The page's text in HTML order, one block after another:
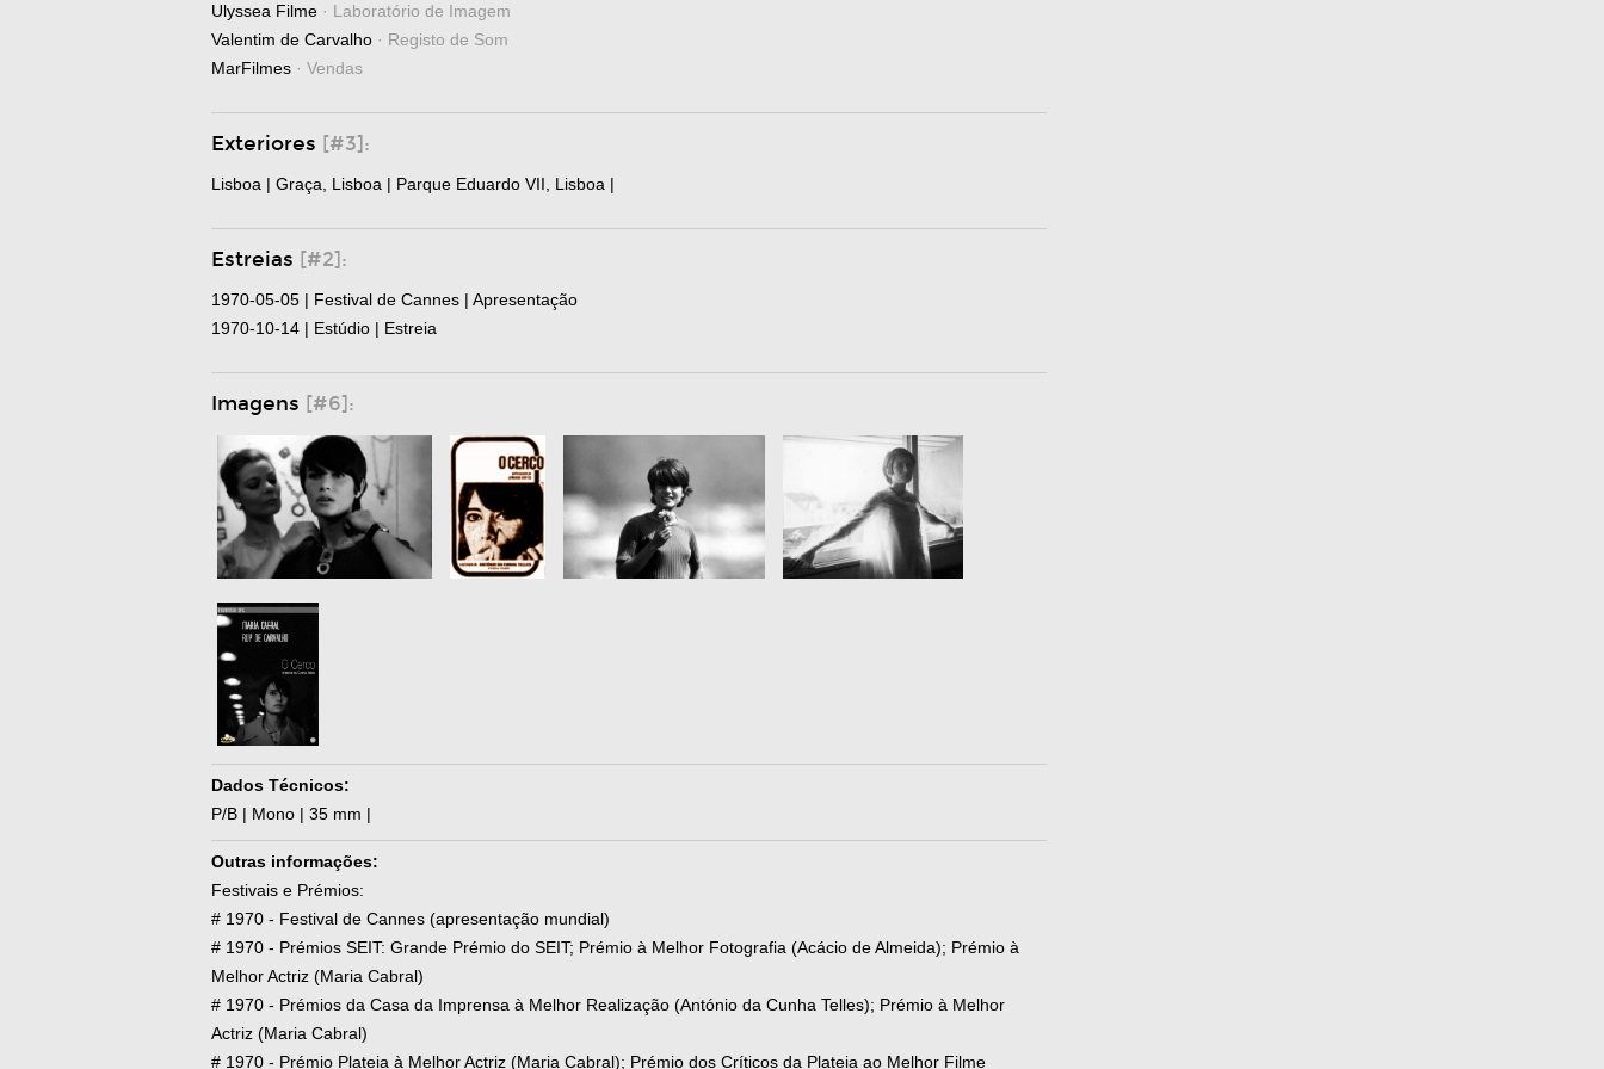
Ulyssea Filme · Laboratório de Imagem
Valentim de Carvalho · Registo de Som
MarFilmes · Vendas
Exteriores [#3]:
Lisboa | Graça, Lisboa | Parque Eduardo VII, Lisboa |
Estreias [#2]:
1970-05-05 | Festival de Cannes | Apresentação
1970-10-14 | Estúdio | Estreia
Imagens [#6]:
Dados Técnicos:
P/B | Mono | 35 mm |
Outras informações:
Festivais e Prémios:
# 1970 - Festival de Cannes (apresentação mundial)
# 1970 - Prémios SEIT: Grande Prémio do SEIT; Prémio à Melhor Fotografia (Acácio de Almeida); Prémio à
Melhor Actriz (Maria Cabral)
# 1970 - Prémios da Casa da Imprensa à Melhor Realização (António da Cunha Telles); Prémio à Melhor
Actriz (Maria Cabral)
# 1970 - Prémio Plateia à Melhor Actriz (Maria Cabral); Prémio dos Críticos da Plateia ao Melhor Filme